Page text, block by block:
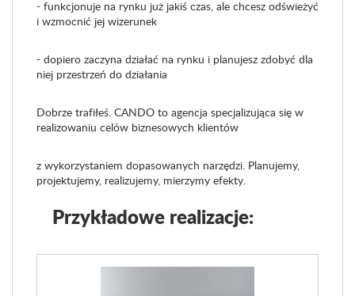
- funkcjonuje na rynku już jakiś czas, ale chcesz odświeżyć
i wzmocnić jej wizerunek
- dopiero zaczyna działać na rynku i planujesz zdobyć dla
niej przestrzeń do działania
Dobrze trafiłeś. CANDO to agencja specjalizująca się w
realizowaniu celów biznesowych klientów
z wykorzystaniem dopasowanych narzędzi. Planujemy,
projektujemy, realizujemy, mierzymy efekty.
Przykładowe realizacje: